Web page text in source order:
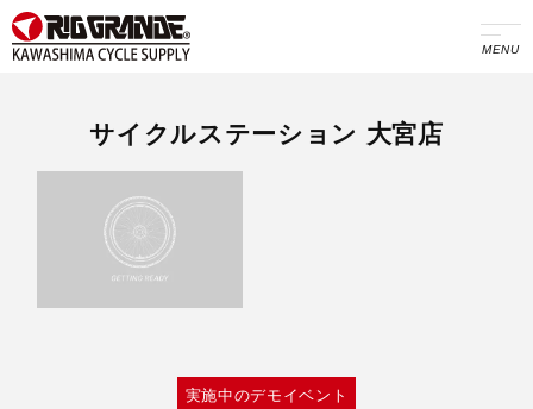
MENU
サイクルステーション 大宮店
実施中のデモイベント